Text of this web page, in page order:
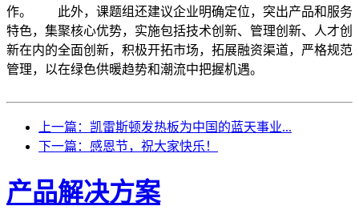
作。 此外，课题组还建议企业明确定位，突出产品和服务
特色，集聚核心优势，实施包括技术创新、管理创新、人才创
新在内的全面创新，积极开拓市场，拓展融资渠道，严格规范
管理，以在绿色供暖趋势和潮流中把握机遇。
上一篇：凯雷斯顿发热板为中国的蓝天事业...
下一篇：感恩节，祝大家快乐！
产品解决方案